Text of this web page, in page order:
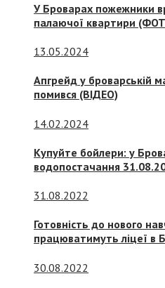
У Броварах пожежники
палаючої квартири
13.05.2024
Апгрейд у броварській
помився (ВІДЕО)
14.02.2024
Купуйте бойлери: у
водопостачання
31.08.2022
Готовність до нового
працюватимуть ліцеї в
30.08.2022